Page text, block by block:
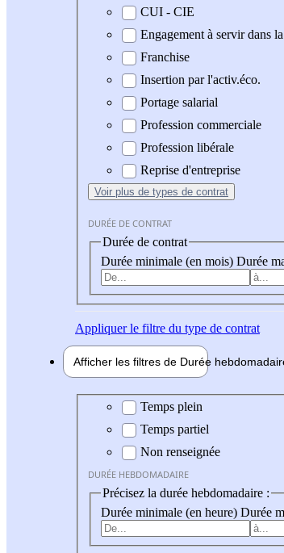
CUI - CIE
Engagement à servir dans
Franchise
Insertion par l'activ.éco.
Portage salarial
Profession commerciale
Profession libérale
Reprise d'entreprise
Voir plus de types de contrat
DURÉE DE CONTRAT
Durée de contrat
Durée minimale (en mois) Durée
Appliquerle filtre du type de contrat
Afficher les filtres de Durée hebdo
Durée hebdomadaire
Temps plein
Temps partiel
Non renseignée
DURÉE HEBDOMADAIRE
Précisez la durée hebdomadaire :
Durée minimale (en heure) Durée